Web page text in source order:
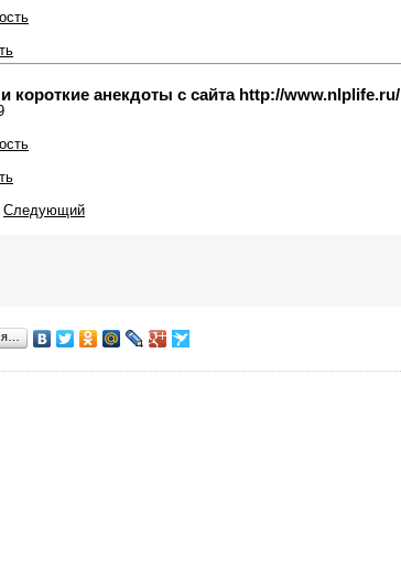
анекдоты с сайта http://www.nlplife.ru/
Следующий